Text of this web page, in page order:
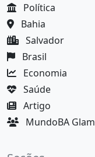
Política
Bahia
Salvador
Brasil
Economia
Saúde
Artigo
MundoBA Glam